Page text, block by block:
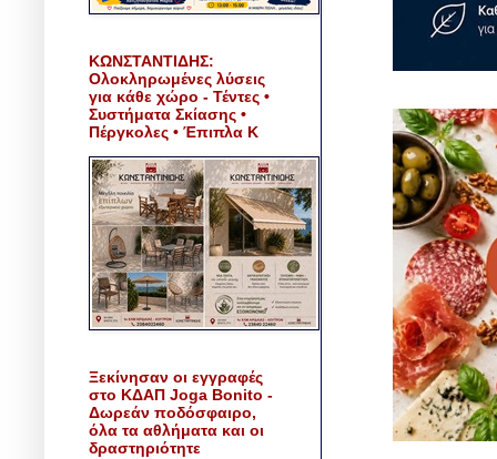
ΚΩΝΣΤΑΝΤΙΔΗΣ:
Ολοκληρωμένες λύσεις
για κάθε χώρο - Τέντες •
Συστήματα Σκίασης •
Πέργκολες • Έπιπλα Κ
Ξεκίνησαν οι εγγραφές
στο ΚΔΑΠ Joga Bonito -
Δωρεάν ποδόσφαιρο,
όλα τα αθλήματα και οι
δραστηριότητε